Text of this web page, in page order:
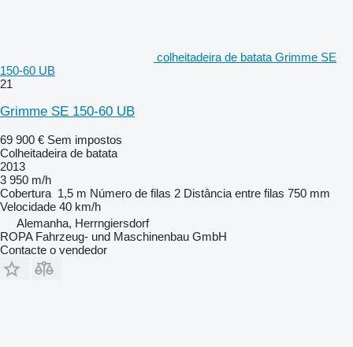
colheitadeira de batata Grimme SE
150-60 UB
21
Grimme SE 150-60 UB
69 900 € Sem impostos
Colheitadeira de batata
2013
3 950 m/h
Cobertura 1,5 m Número de filas 2 Distância entre filas 750 mm
Velocidade 40 km/h
Alemanha, Herrngiersdorf
ROPA Fahrzeug- und Maschinenbau GmbH
Contacte o vendedor